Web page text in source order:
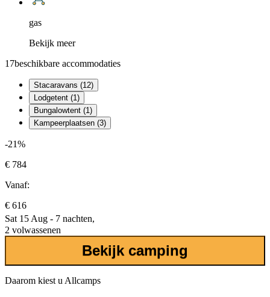
gas
Bekijk meer
17beschikbare accommodaties
Stacaravans (12)
Lodgetent (1)
Bungalowtent (1)
Kampeerplaatsen (3)
-21%
€ 784
Vanaf:
€ 616
Sat 15 Aug - 7 nachten,
2 volwassenen
Bekijk camping
Daarom kiest u Allcamps